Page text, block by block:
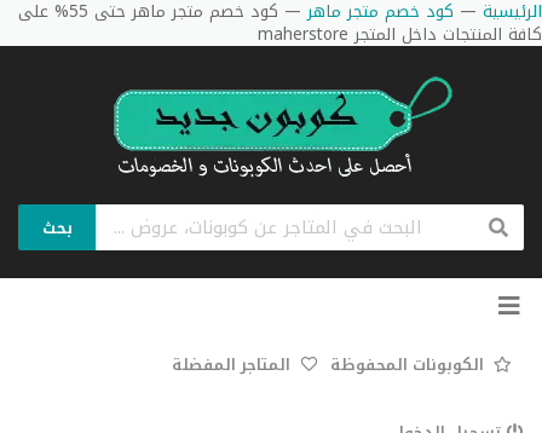
الرئيسية — كود خصم متجر ماهر— كود خصم متجر ماهر حتى 55% على
كافة المنتجات داخل المتجر maherstore
بحث
تخطي
الكوبونات المحفوظة المتاجر المفضلة